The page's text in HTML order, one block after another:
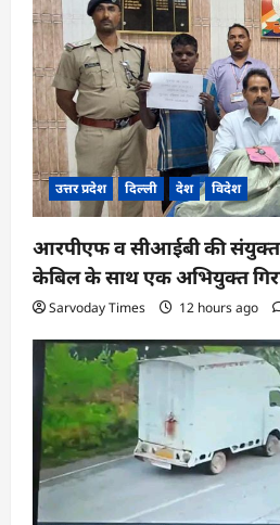
उत्तर प्रदेश दिल्ली देश विदेश
आरपीएफ व सीआईबी की संयुक्त
केबिल के साथ एक अभियुक्त
Sarvoday Times 12 hours ago